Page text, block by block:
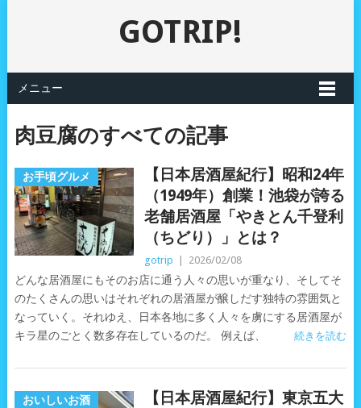
GOTRIP!
メニュー
肉豆腐のすべての記事
お手頃グルメ
【日本居酒屋紀行】昭和24年
（1949年）創業！池袋が誇る
老舗居酒屋「やきとん千登利
（ちどり）」とは？
gotrip 2026/02/08
どんな居酒屋にもそのお店に通う人々の思いが重なり、そしてそ
のたくさんの思いはそれぞれの居酒屋が醸しだす独特の雰囲気と
なっていく。それゆえ、日本各地に多く人々を虜にする居酒屋が
キラ星のごとく数多存在しているのだ。 例えば、
続きを読む
おいしいお酒
【日本居酒屋紀行】東京五大